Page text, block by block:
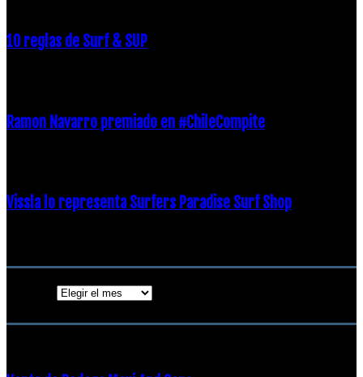
10 reglas de Surf & SUP
Ramon Navarro premiado en #ChileCompite
Vissla lo representa Surfers Paradise Surf Shop